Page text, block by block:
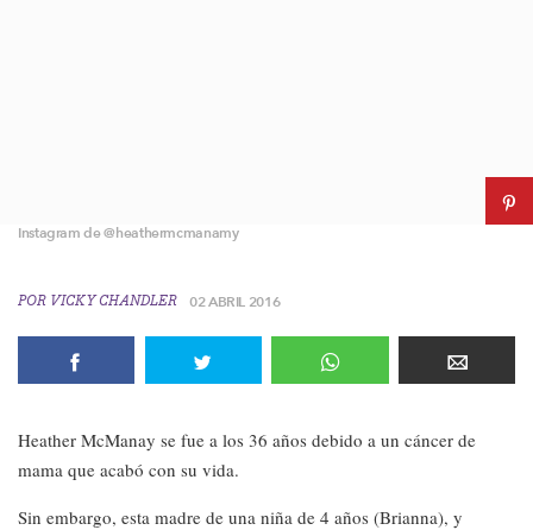
Instagram de @heathermcmanamy
POR VICKY CHANDLER 02 ABRIL 2016
Heather McManay se fue a los 36 años debido a un cáncer de
mama que acabó con su vida.
Sin embargo, esta madre de una niña de 4 años (Brianna), y